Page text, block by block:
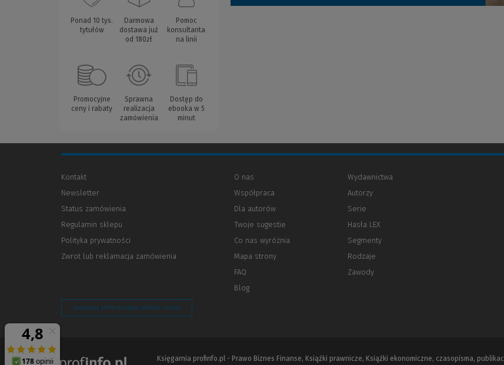
Ponad 10 tys.
tytułów
Darmowa
dostawa już
od 180zł
Pomoc
konsultanta
na linii
Promocyjne
ceny i rabaty
Sprawna
realizacja
zamówienia
Dostęp do
ebooka w 5
minut
Kontakt
Newsletter
Status zamówienia
Regulamin sklepu
Polityka prywatności
innej
Zwrot lub reklamacja zamówienia
O nas
Współpraca
Dla autorów
innej
strony)
Twoje sugestie
Co nas wyróżnia
Mapa strony
FAQ
Blog
Wydawnictwa
Autorzy
Serie
Hasła LEX
Segmenty
Rodzaje
Zawody
Zarządzaj preferencjami plików cookie
Księgarnia profinfo.pl - Prawo Biznes Finanse, Książki prawnicze, Książki ekonomiczne, czasopisma,